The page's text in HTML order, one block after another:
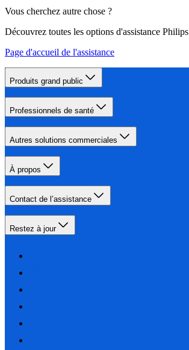
Vous cherchez autre chose ?
Découvrez toutes les options d'assistance Philips
Page d'accueil de l'assistance
Produits grand public
Professionnels de santé
Autres solutions commerciales
À propos
Contact de l’assistance
Restez à jour